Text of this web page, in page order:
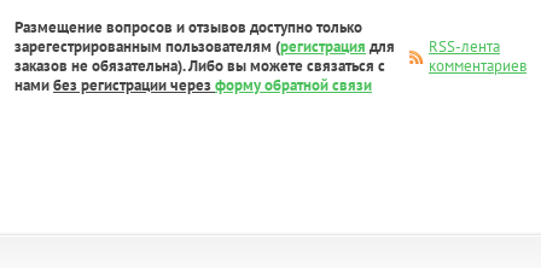
Размещение вопросов и отзывов доступно только
зарегестрированным пользователям (регистрация для
заказов не обязательна). Либо вы можете связаться с
намибез регистрации через форму обратной связи
RSS-лента
комментариев